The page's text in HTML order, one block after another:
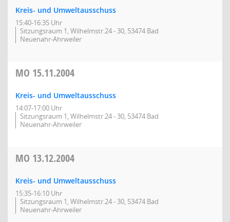
Kreis- und Umweltausschuss
15:40-16:35 Uhr
Sitzungsraum 1, Wilhelmstr.24 - 30, 53474 Bad
Neuenahr-Ahrweiler
MO 15.11.2004
Kreis- und Umweltausschuss
14:07-17:00 Uhr
Sitzungsraum 1, Wilhelmstr.24 - 30, 53474 Bad
Neuenahr-Ahrweiler
MO 13.12.2004
Kreis- und Umweltausschuss
15:35-16:10 Uhr
Sitzungsraum 1, Wilhelmstr.24 - 30, 53474 Bad
Neuenahr-Ahrweiler